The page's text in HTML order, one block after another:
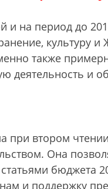
на период до
культуру
также
деятельность и
при втором
Она
бюджета
и поддержку